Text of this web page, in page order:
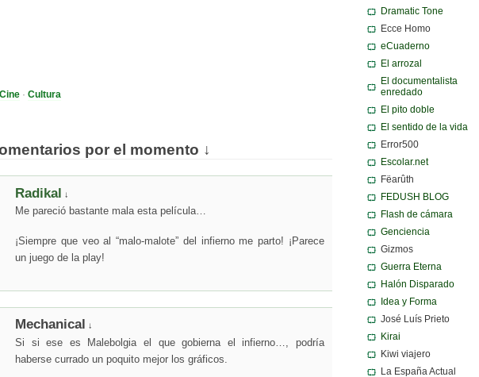
Cine · Cultura
por el momento ↓
Radikal ↓
Me pareció bastante mala esta película…
¡Siempre que veo al “malo-malote” del infierno me parto! ¡Parece
un juego de la play!
Mechanical ↓
Si si ese es Malebolgia el que gobierna el infierno…, podría
haberse currado un poquito mejor los gráficos.
Dramatic Tone
Ecce Homo
eCuaderno
El arrozal
El documentalista
enredado
El pito doble
El sentido de la vida
Error500
Escolar.net
Fëarûth
FEDUSH BLOG
Flash de cámara
Genciencia
Gizmos
Guerra Eterna
Halón Disparado
Idea y Forma
José Luís Prieto
Kirai
Kiwi viajero
La España Actual